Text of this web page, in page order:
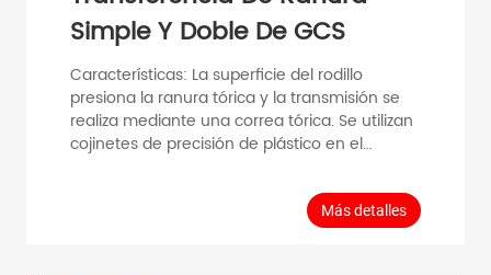
Simple Y Doble De GCS
Características: La superficie del rodillo
presiona la ranura tórica y la transmisión se
realiza mediante una correa tórica. Se utilizan
cojinetes de precisión de plástico en el
estable; su estructura es simple, fácil de
instalar y antiestático. El rodillo presenta cierta
deformación durante el ranurado, y el valor
Más detalles